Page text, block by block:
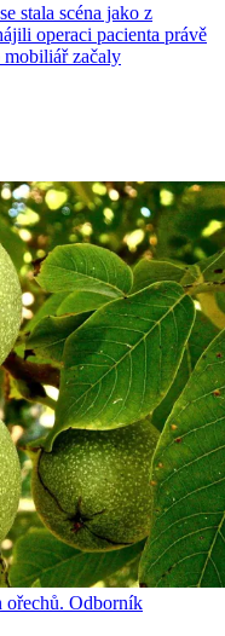
stala scéna jako z
operaci pacienta právě
mobiliář začaly
ořechů. Odborník